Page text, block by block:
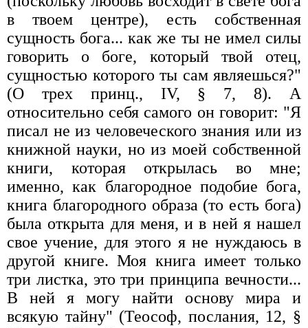
в твоем центре), есть собственная
сущность бога... как же ты не имел силы
говорить о боге, который твой отец,
сущностью которого ты сам являешься?"
(О трех принц., IV, § 7, 8). А
относительно себя самого он говорит: "Я
писал не из человеческого знания или из
книжной науки, но из моей собственной
книги, которая открылась во мне;
именно, как благородное подобие бога,
книга благородного образа (то есть бога)
была открыта для меня, и в ней я нашел
свое учение, для этого я не нуждаюсь в
другой книге. Моя книга имеет только
три листка, это три принципа вечности...
В ней я могу найти основу мира и
всякую тайну" (Теософ, послания, 12, §